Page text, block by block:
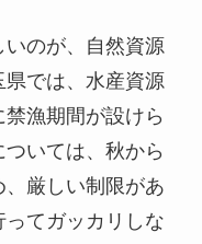
のが、自然資源
県では、水産資源
漁期間が設けら
いては、秋から
厳しい制限があ
てガッカリしな